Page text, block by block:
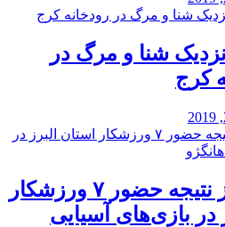
شنا و مرگ در
کرج
۲ مدال برنز نتیجه حضور ۷ ورزشکار
در بازی‌های آسیایی